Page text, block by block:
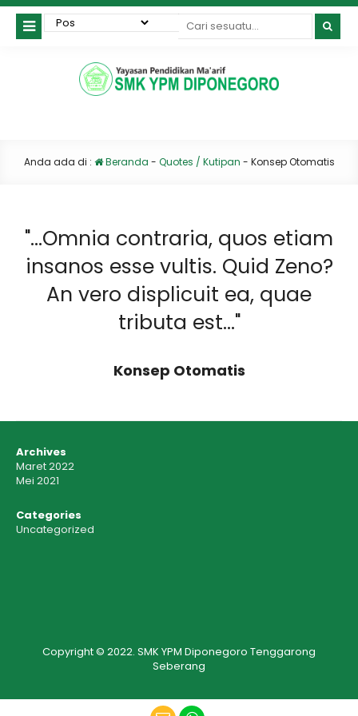
Anda ada di : Beranda - Quotes / Kutipan - Konsep Otomatis
"...Omnia contraria, quos etiam
insanos esse vultis. Quid Zeno?
An vero displicuit ea, quae
tributa est..."
Konsep Otomatis
Archives
Maret 2022
Mei 2021
Categories
Uncategorized
Copyright © 2022. SMK YPM Diponegoro Tenggarong
Seberang